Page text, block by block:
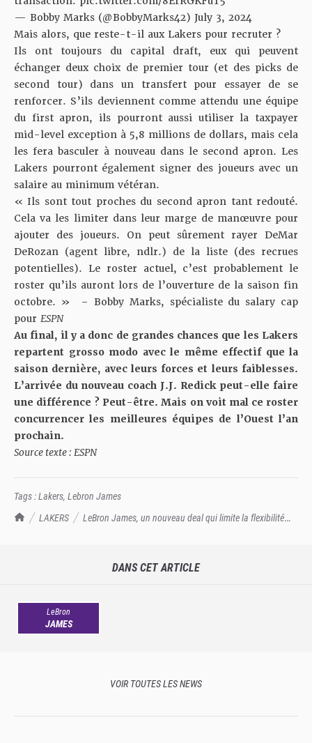
TrashTalk Actu NBA
LAKERS
LeBron James, un nouveau deal qui limite la flexibilité
— Bobby Marks (@BobbyMarks42) July 3, 2024
Mais alors, que reste-t-il aux Lakers pour recruter ?
Ils ont toujours du capital draft, eux qui peuvent
échanger deux choix de premier tour (et des picks de
second tour) dans un transfert pour essayer de se
renforcer. S’ils deviennent comme attendu une équipe
du first apron, ils pourront aussi utiliser la taxpayer
mid-level exception à 5,8 millions de dollars, mais cela
les fera basculer à nouveau dans le second apron. Les
Lakers pourront également signer des joueurs avec un
salaire au minimum vétéran.
« Ils sont tout proches du second apron tant redouté.
Cela va les limiter dans leur marge de manœuvre pour
ajouter des joueurs. On peut sûrement rayer DeMar
DeRozan (agent libre, ndlr.) de la liste (des recrues
potentielles). Le roster actuel, c’est probablement le
roster qu’ils auront lors de l’ouverture de la saison fin
octobre. » – Bobby Marks, spécialiste du salary cap
pour ESPN
Au final, il y a donc de grandes chances que les Lakers
repartent grosso modo avec le même effectif que la
saison dernière, avec leurs forces et leurs faiblesses.
L’arrivée du nouveau coach J.J. Redick peut-elle faire
une différence ? Peut-être. Mais on voit mal ce roster
concurrencer les meilleures équipes de l’Ouest l’an
prochain.
Source texte : ESPN
Tags :Lakers, Lebron James
DANS CET ARTICLE
LeBron
JAMES
VOIR TOUTES LES NEWS